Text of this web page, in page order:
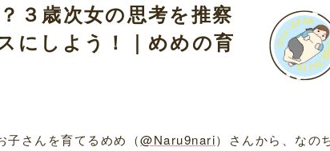
３歳次女の思考を推察
にしよう！｜めめの育
子さんを育てるめめ（@Naru9nari）さんから、なの